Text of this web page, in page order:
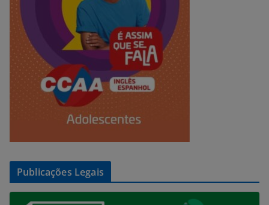
Publicações Legais